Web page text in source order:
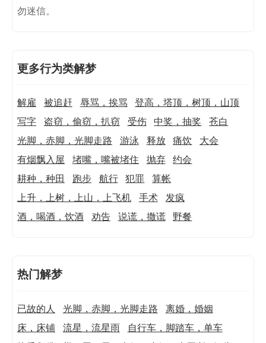
勿迷信。
更多行为类解梦
解雇 被追赶 辱骂，挨骂
登高，塔顶，树顶，山顶
写字
盗窃，偷窃，扒窃 受伤 中奖，抽奖
苍白
光脚，赤脚，光脚走路
游泳 释放 痛饮
大会
有烟飘入屋
堵嘴，嘴被堵住 抛弃
约会
耕种，种田
跑步 航行 犯罪
算帐
上升，上树，上山，上飞机
手术
发疯
酒，喝酒，饮酒
劝告 说谎，撒谎 野餐
热门解梦
已故的人 光脚，赤脚，光脚走路
离婚，婚姻
床，床铺
流星，流星雨
自行车，脚踏车，单车